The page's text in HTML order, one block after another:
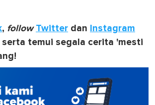
, follow Twitter dan Instagram
serta temui segala cerita 'mesti